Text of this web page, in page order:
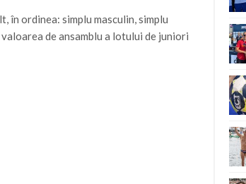
în ordinea: simplu masculin, simplu
de ansamblu a lotului de juniori